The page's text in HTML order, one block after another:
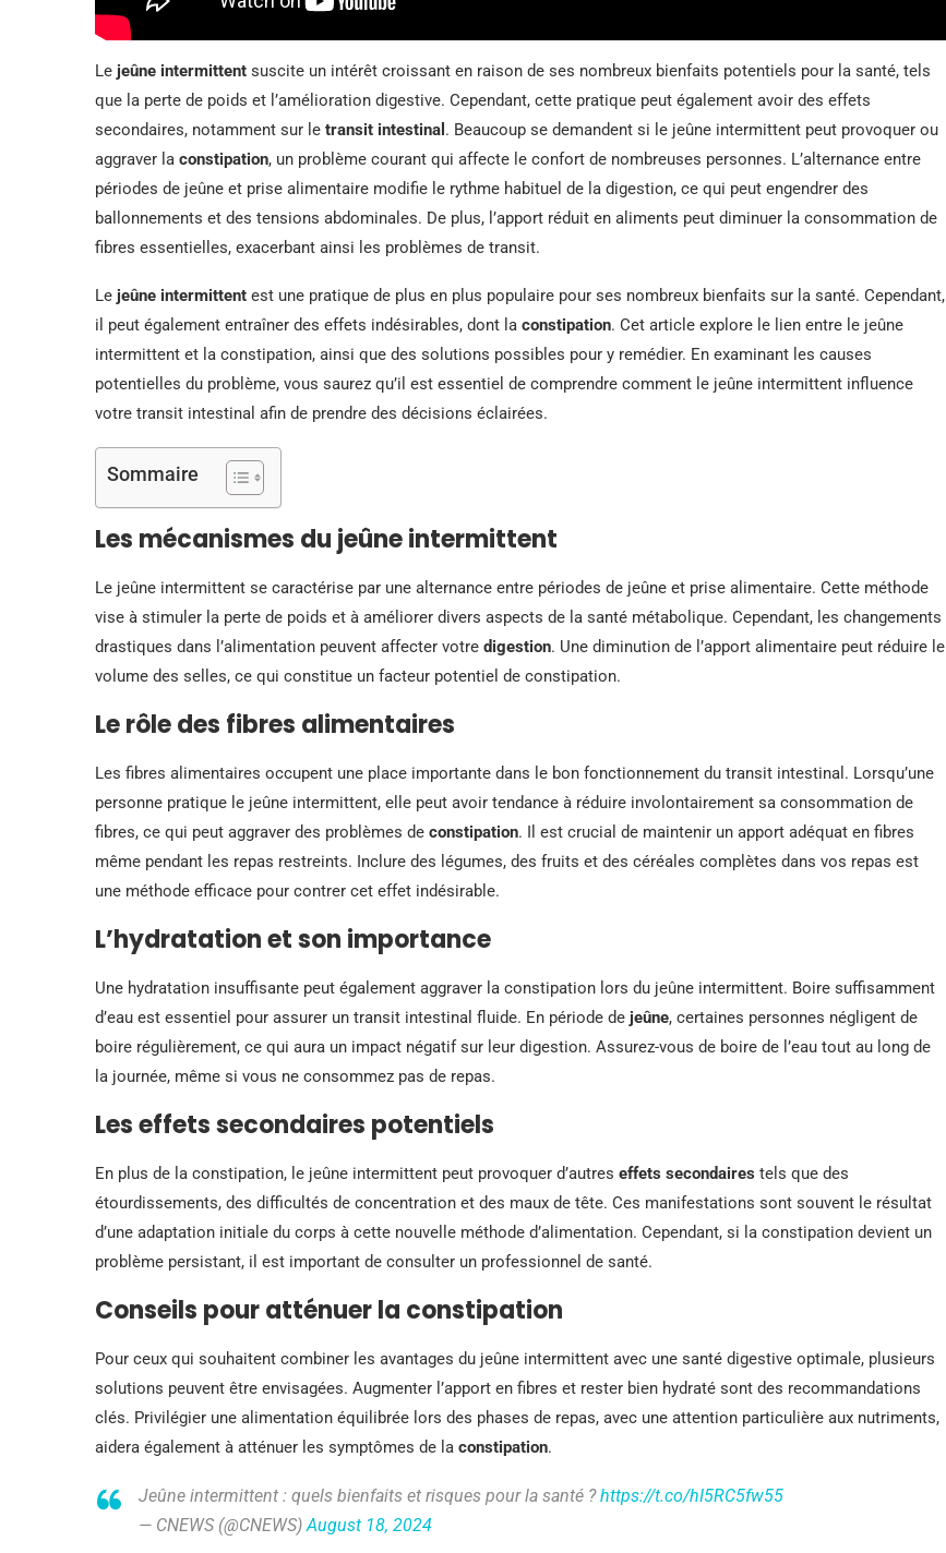
Le jeûne intermittent suscite un intérêt croissant en raison de ses nombreux bienfaits potentiels pour la santé, tels
que la perte de poids et l’amélioration digestive. Cependant, cette pratique peut également avoir des effets
secondaires, notamment sur le transit intestinal . Beaucoup se demandent si le jeûne intermittent peut provoquer ou
aggraver la constipation, un problème courant qui affecte le confort de nombreuses personnes. L’alternance entre
périodes de jeûne et prise alimentaire modifie le rythme habituel de la digestion, ce qui peut engendrer des
ballonnements et des tensions abdominales. De plus, l’apport réduit en aliments peut diminuer la consommation de
fibres essentielles, exacerbant ainsi les problèmes de transit.
Le jeûne intermittent est une pratique de plus en plus populaire pour ses nombreux bienfaits sur la santé. Cependant,
il peut également entraîner des effets indésirables, dont la constipation. Cet article explore le lien entre le jeûne
intermittent et la constipation, ainsi que des solutions possibles pour y remédier. En examinant les causes
potentielles du problème, vous saurez qu’il est essentiel de comprendre comment le jeûne intermittent influence
votre transit intestinal afin de prendre des décisions éclairées.
Sommaire
Les mécanismes du jeûne intermittent
Le jeûne intermittent se caractérise par une alternance entre périodes de jeûne et prise alimentaire. Cette méthode
vise à stimuler la perte de poids et à améliorer divers aspects de la santé métabolique. Cependant, les changements
drastiques dans l’alimentation peuvent affecter votre digestion. Une diminution de l’apport alimentaire peut réduire le
volume des selles, ce qui constitue un facteur potentiel de constipation.
Le rôle des fibres alimentaires
Les fibres alimentaires occupent une place importante dans le bon fonctionnement du transit intestinal. Lorsqu’une
personne pratique le jeûne intermittent, elle peut avoir tendance à réduire involontairement sa consommation de
fibres, ce qui peut aggraver des problèmes de constipation. Il est crucial de maintenir un apport adéquat en fibres
même pendant les repas restreints. Inclure des légumes, des fruits et des céréales complètes dans vos repas est
une méthode efficace pour contrer cet effet indésirable.
L’hydratation et son importance
Une hydratation insuffisante peut également aggraver la constipation lors du jeûne intermittent. Boire suffisamment
d’eau est essentiel pour assurer un transit intestinal fluide. En période de jeûne, certaines personnes négligent de
boire régulièrement, ce qui aura un impact négatif sur leur digestion. Assurez-vous de boire de l’eau tout au long de
la journée, même si vous ne consommez pas de repas.
Les effets secondaires potentiels
En plus de la constipation, le jeûne intermittent peut provoquer d’autres effets secondaires tels que des
étourdissements, des difficultés de concentration et des maux de tête. Ces manifestations sont souvent le résultat
d’une adaptation initiale du corps à cette nouvelle méthode d’alimentation. Cependant, si la constipation devient un
problème persistant, il est important de consulter un professionnel de santé.
Conseils pour atténuer la constipation
Pour ceux qui souhaitent combiner les avantages du jeûne intermittent avec une santé digestive optimale, plusieurs
solutions peuvent être envisagées. Augmenter l’apport en fibres et rester bien hydraté sont des recommandations
clés. Privilégier une alimentation équilibrée lors des phases de repas, avec une attention particulière aux nutriments,
aidera également à atténuer les symptômes de la constipation.
Jeûne intermittent : quels bienfaits et risques pour la santé ?https://t.co/hI5RC5fw55
— CNEWS (@CNEWS)August 18, 2024